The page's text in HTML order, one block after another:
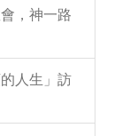
，神一路
人生」訪